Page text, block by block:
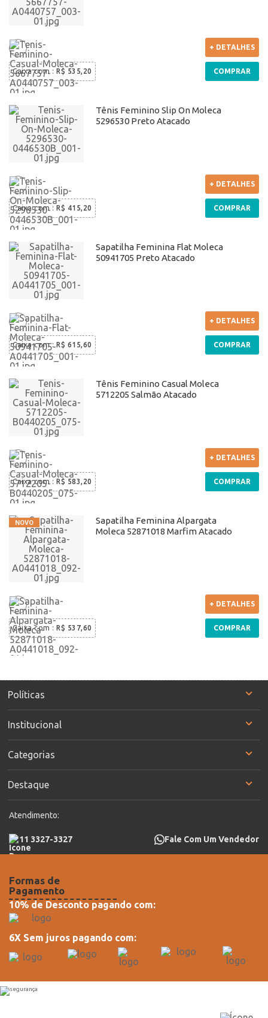
Caixa com : R$ 535,20
+ DETALHES
COMPRAR
Tênis Feminino Slip On Moleca
5296530 Preto Atacado
Caixa com : R$ 415,20
+ DETALHES
COMPRAR
Sapatilha Feminina Flat Moleca
50941705 Preto Atacado
Caixa com: R$ 615,60
+ DETALHES
COMPRAR
Tênis Feminino Casual Moleca
5712205 Salmão Atacado
Caixa com : R$ 583,20
+ DETALHES
COMPRAR
Sapatilha Feminina Alpargata
Moleca 52871018 Marfim Atacado
Caixa com : R$ 537,60
+ DETALHES
COMPRAR
Políticas
Institucional
Categorias
Destaque
Atendimento:
11 3327-3327 Fale Com Um Vendedor
Formas de
Pagamento
10% de Desconto pagando com:
6X Sem juros pagando com: